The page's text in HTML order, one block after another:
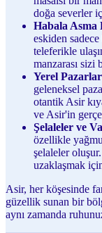
doğa severler
Habala Asma
eskiden
teleferikle
manzarası sizi
Yerel
geleneksel
otantik Asir
ve Asir'in
Şelaleler ve
özellikle
şelaleler
uzaklaşmak
Asir, her köşesinde
güzellik sunan bir
aynı zamanda